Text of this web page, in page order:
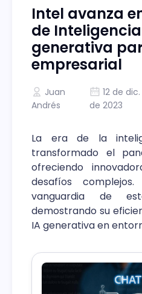
Intel avanza
de
generativa
empresarial
Juan
Andrés
12 de dic.
de 2023
La era de la
transformado el
ofreciendo
desafíos
vanguardia de
demostrando su
IA generativa en